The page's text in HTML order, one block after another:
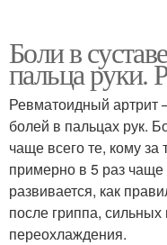
Боли в
пальца руки.
Ревматоидный артрит
болей в пальцах рук.
чаще всего те, кому
примерно в 5 раз
развивается, как
после гриппа,
переохлаждения.